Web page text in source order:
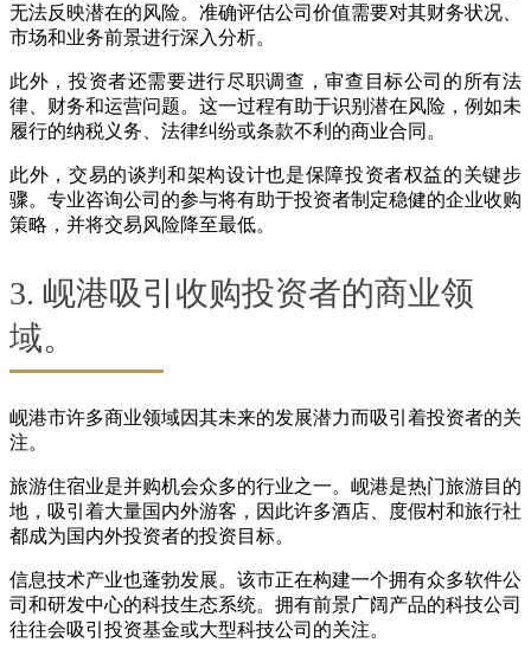
无法反映潜在的风险。准确评估公司价值需要对其财务状况、
市场和业务前景进行深入分析。
此外，投资者还需要进行尽职调查，审查目标公司的所有法
律、财务和运营问题。这一过程有助于识别潜在风险，例如未
履行的纳税义务、法律纠纷或条款不利的商业合同。
此外，交易的谈判和架构设计也是保障投资者权益的关键步
骤。专业咨询公司的参与将有助于投资者制定稳健的企业收购
策略，并将交易风险降至最低。
3. 岘港吸引收购投资者的商业领
域。
岘港市许多商业领域因其未来的发展潜力而吸引着投资者的关
注。
旅游住宿业是并购机会众多的行业之一。岘港是热门旅游目的
地，吸引着大量国内外游客，因此许多酒店、度假村和旅行社
都成为国内外投资者的投资目标。
信息技术产业也蓬勃发展。该市正在构建一个拥有众多软件公
司和研发中心的科技生态系统。拥有前景广阔产品的科技公司
往往会吸引投资基金或大型科技公司的关注。